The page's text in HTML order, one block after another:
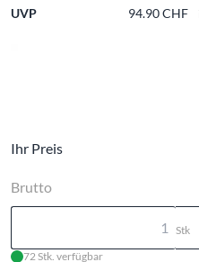
UVP
94.90 CHF
Ihr Preis
Brutto
Stk
72 Stk. verfügbar